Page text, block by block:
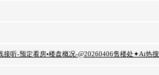
听-预定看房•楼盘概况-@20260406售楼处✦Ai热搜